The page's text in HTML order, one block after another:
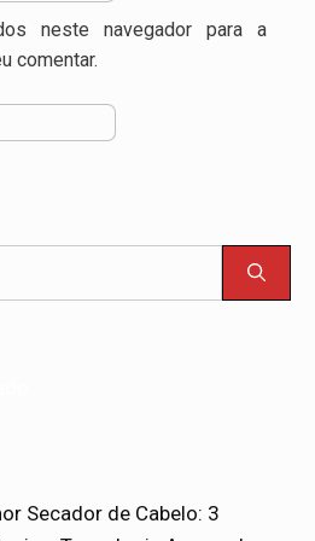
neste navegador para a
comentar.
Secador de Cabelo: 3